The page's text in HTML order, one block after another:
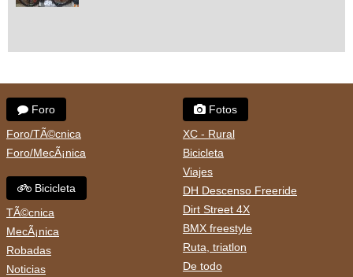
Foro
Foro/TÃ©cnica
Foro/MecÃ¡nica
Bicicleta
TÃ©cnica
MecÃ¡nica
Robadas
Noticias
Fotos
XC - Rural
Bicicleta
Viajes
DH Descenso Freeride
Dirt Street 4X
BMX freestyle
Ruta, triatlon
De todo